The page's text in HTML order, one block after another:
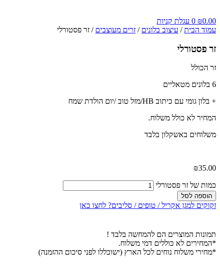
₪0.00
0 עגלת קניות
עמוד הבית/ עיצוב בלונים / זרים מעוצבים / זר פסטורלי
זר פסטורלי
זר הכולל
6 בלונים מטאליים
+ בלון גומי עם כיתוב HB/מזל טוב /יום הולדת שמח
המחיר לא כולל משלוח.
משלוחים באשקלון בלבד
₪35.00
כמות של זר פסטורלי
הוספה לסל
זקוקים למגן אקריל / טופים / סליבים? לחצו כאן
תמונות המוצרים הם להמחשה בלבד !
*המחירים לא כוללים דמי משלוח.
*מחירי משלוח נוחים לכל הארץ (ישוכללו לפני סיכום ההזמנה)